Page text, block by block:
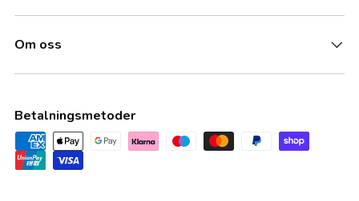
Om oss
Betalningsmetoder